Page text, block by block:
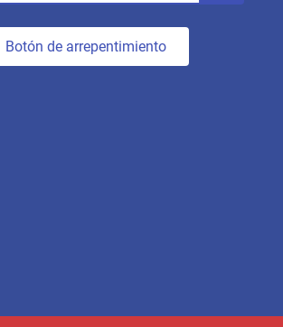
Botón de arrepentimiento